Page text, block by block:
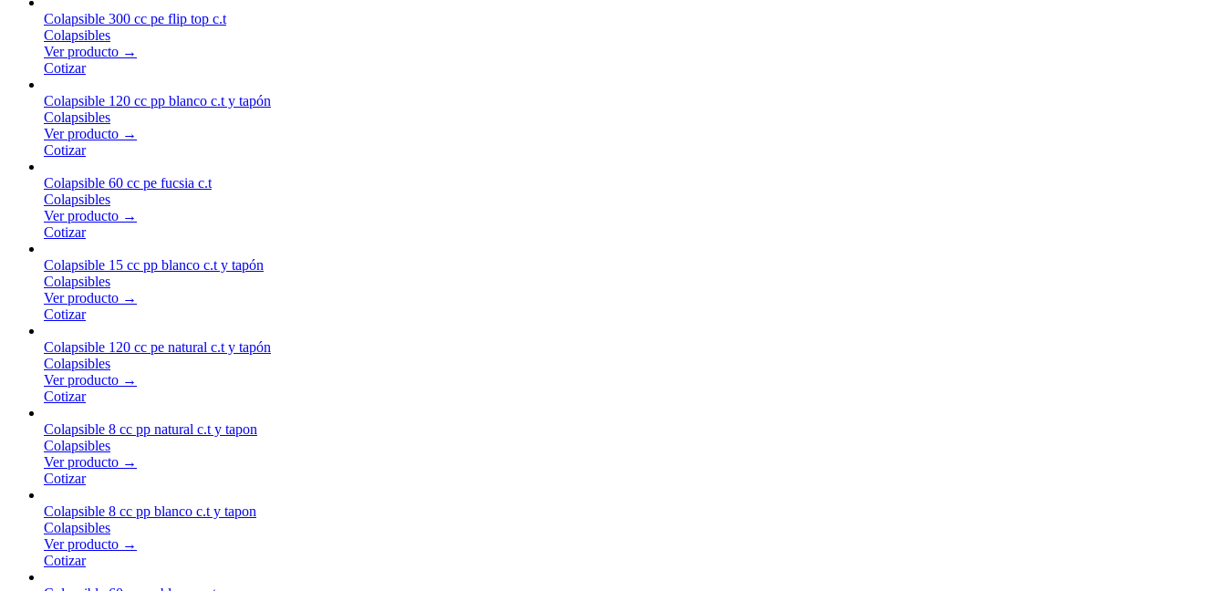
Colapsible 300 cc pe flip top c.t
Colapsibles
Ver producto →
Cotizar
Colapsible 120 cc pp blanco c.t y tapón
Colapsibles
Ver producto →
Cotizar
Colapsible 60 cc pe fucsia c.t
Colapsibles
Ver producto →
Cotizar
Colapsible 15 cc pp blanco c.t y tapón
Colapsibles
Ver producto →
Cotizar
Colapsible 120 cc pe natural c.t y tapón
Colapsibles
Ver producto →
Cotizar
Colapsible 8 cc pp natural c.t y tapon
Colapsibles
Ver producto →
Cotizar
Colapsible 8 cc pp blanco c.t y tapon
Colapsibles
Ver producto →
Cotizar